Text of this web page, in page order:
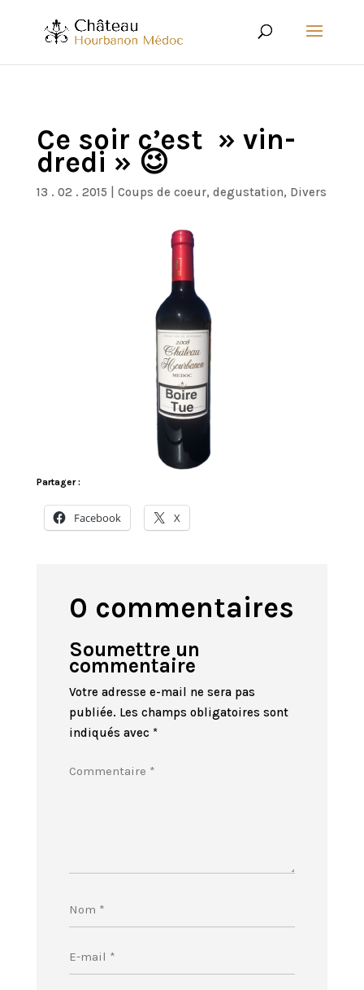
Ce soir c’est » vin-
dredi » 😉
13 . 02 . 2015 Coups de coeur, degustation, Divers
Partager :
Facebook X
0 commentaires
Soumettre un
commentaire
Votre adresse e-mail ne sera pas
publiée. Les champs obligatoires sont
indiqués avec *